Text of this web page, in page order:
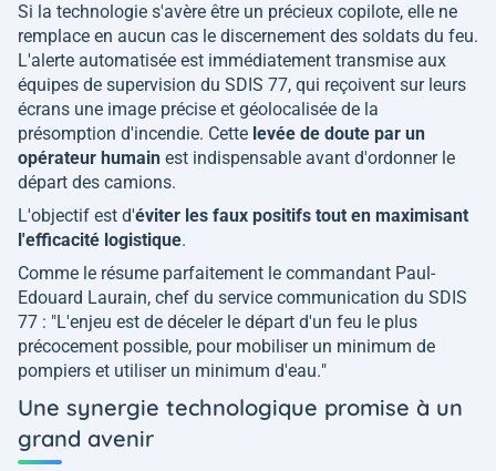
Si la technologie s'avère être un précieux copilote, elle ne
remplace en aucun cas le discernement des soldats du feu.
L'alerte automatisée est immédiatement transmise aux
équipes de supervision du SDIS 77, qui reçoivent sur leurs
écrans une image précise et géolocalisée de la
présomption d'incendie. Cette levée de doute par un
opérateur humain est indispensable avant d'ordonner le
départ des camions.
L'objectif est d'éviter les faux positifs tout en maximisant
l'efficacité logistique.
Comme le résume parfaitement le commandant Paul-
Edouard Laurain, chef du service communication du SDIS
77 : "L'enjeu est de déceler le départ d'un feu le plus
précocement possible, pour mobiliser un minimum de
pompiers et utiliser un minimum d'eau."
Une synergie technologique promise à un
grand avenir